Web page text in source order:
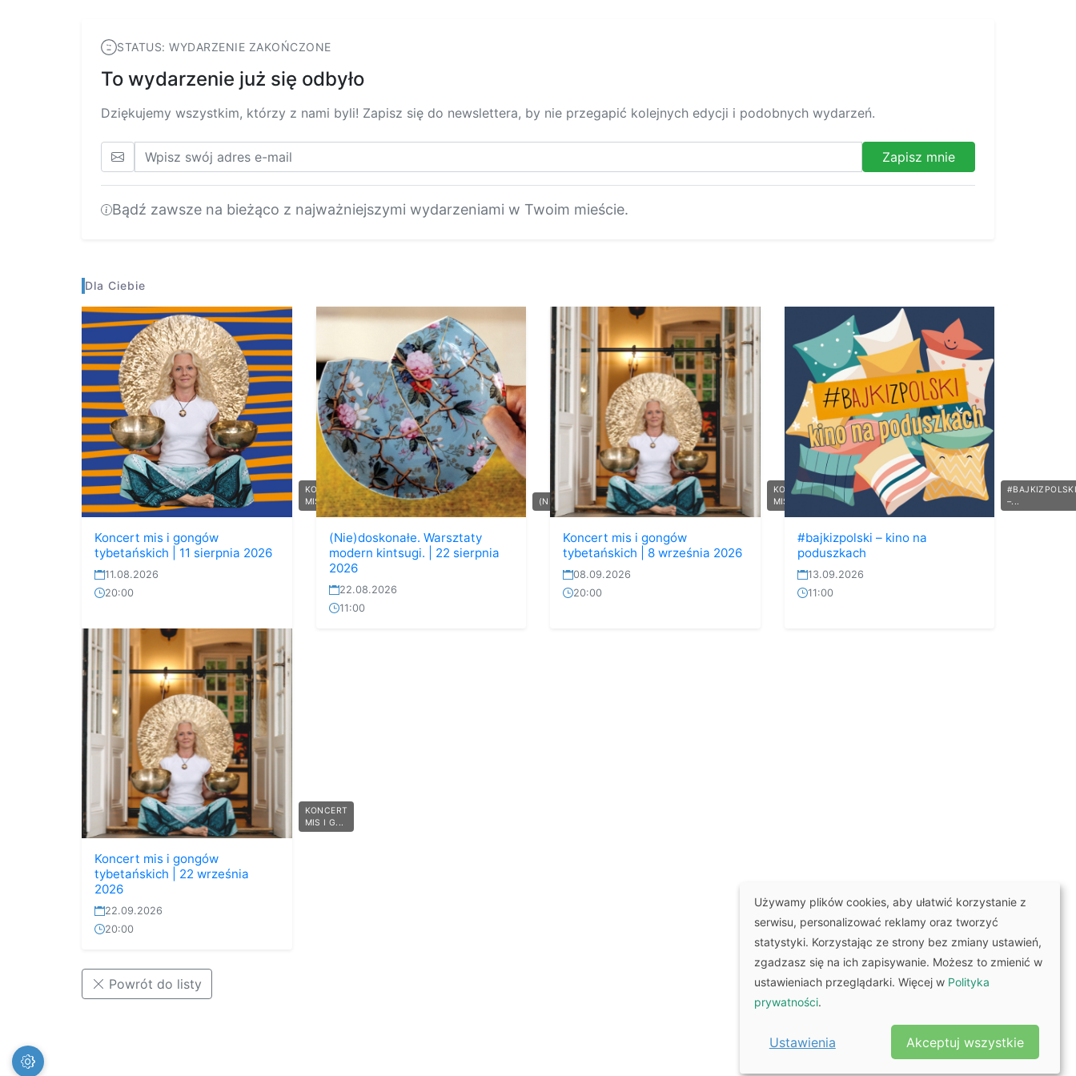
STATUS: WYDARZENIE ZAKOŃCZONE
To wydarzenie już się odbyło
Dziękujemy wszystkim, którzy z nami byli! Zapisz się do newslettera, by nie przegapić kolejnych edycji i podobnych wydarzeń.
Zapisz mnie
Bądź zawsze na bieżąco z najważniejszymi wydarzeniami w Twoim mieście.
Dla Ciebie
KONCERT
MIS I G...
Koncert mis i gongów
tybetańskich | 11 sierpnia 2026
11.08.2026
20:00
(NIE)DOSKONAŁE....
(Nie)doskonałe. Warsztaty
modern kintsugi. | 22 sierpnia
2026
22.08.2026
11:00
KONCERT
MIS I G...
Koncert mis i gongów
tybetańskich | 8 września 2026
08.09.2026
20:00
–...
#bajkizpolski – kino na
poduszkach
13.09.2026
11:00
KONCERT
MIS I G...
Koncert mis i gongów
tybetańskich | 22 września
2026
22.09.2026
20:00
Powrót do listy
Używamy plików cookies, aby ułatwić korzystanie z
serwisu, personalizować reklamy oraz tworzyć
statystyki. Korzystając ze strony bez zmiany ustawień,
zgadzasz się na ich zapisywanie. Możesz to zmienić w
ustawieniach przeglądarki. Więcej w Polityka
prywatności.
Ustawienia Akceptuj wszystkie